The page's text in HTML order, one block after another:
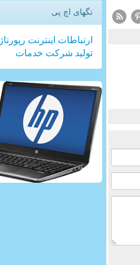
تگهای اچ پی
ارتباطات اینترنت رپورتاژ
تولید شركت خدمات